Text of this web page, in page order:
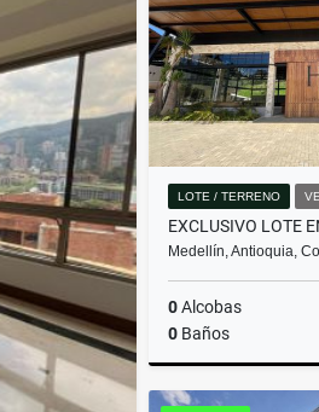
LOTE / TERRENO
Medellín, Antioquia,
0Alcobas
0 Baños